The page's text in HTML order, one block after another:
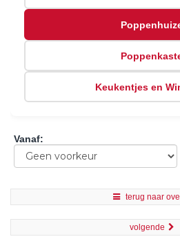
Keukentjes en
Vanaf:
terug naar
volgende